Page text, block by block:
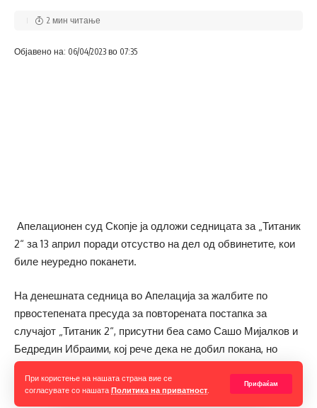
При користење на нашата страна вие се
согласувате со нашата Политика на приватност
Прифаќам
Објавено на: 06/04/2023 во 07:35
2 мин читање
Апелационен суд Скопје ја одложи седницата за „Титаник
2“ за 13 април поради отсуство на дел од обвинетите, кои
биле неуредно поканети.
На денешната седница во Апелација за жалбите по
првостепената пресуда за повторената постапка за
случајот „Титаник 2“, присутни беа само Сашо Мијалков и
Бедредин Ибраими, кој рече дека не добил покана, но
дознал по допрен глас и дошол на седницата.
Не беа присутни лидерот на ДПА Мендух Тачи и